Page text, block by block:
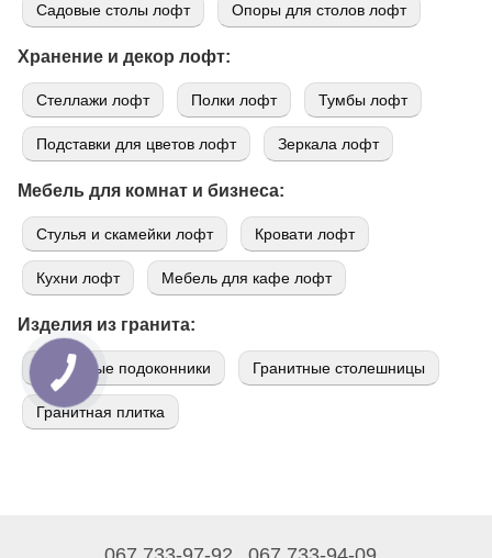
Садовые столы лофт Опоры для столов лофт
Хранение и декор лофт:
Стеллажи лофт Полки лофт Тумбы лофт
Подставки для цветов лофт Зеркала лофт
Мебель для комнат и бизнеса:
Стулья и скамейки лофт Кровати лофт
Кухни лофт Мебель для кафе лофт
Изделия из гранита:
Гранитные подоконники Гранитные столешницы
Гранитная плитка